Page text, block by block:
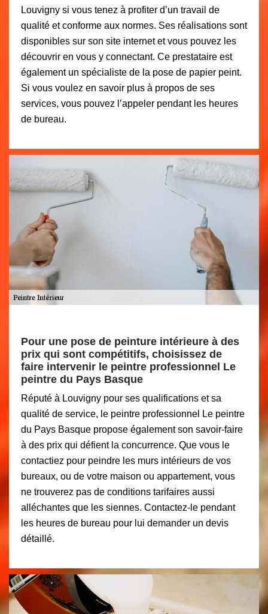
Louvigny si vous tenez à profiter d’un travail de
qualité et conforme aux normes. Ses réalisations sont
disponibles sur son site internet et vous pouvez les
découvrir en vous y connectant. Ce prestataire est
également un spécialiste de la pose de papier peint.
Si vous voulez en savoir plus à propos de ses
services, vous pouvez l’appeler pendant les heures
de bureau.
Pour une pose de peinture intérieure à des
prix qui sont compétitifs, choisissez de
faire intervenir le peintre professionnel Le
peintre du Pays Basque
Réputé à Louvigny pour ses qualifications et sa
qualité de service, le peintre professionnel Le peintre
du Pays Basque propose également son savoir-faire
à des prix qui défient la concurrence. Que vous le
contactiez pour peindre les murs intérieurs de vos
bureaux, ou de votre maison ou appartement, vous
ne trouverez pas de conditions tarifaires aussi
alléchantes que les siennes. Contactez-le pendant
les heures de bureau pour lui demander un devis
détaillé.